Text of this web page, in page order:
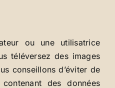
ou une utilisatrice
téléversez des images
conseillons d’éviter de
des données